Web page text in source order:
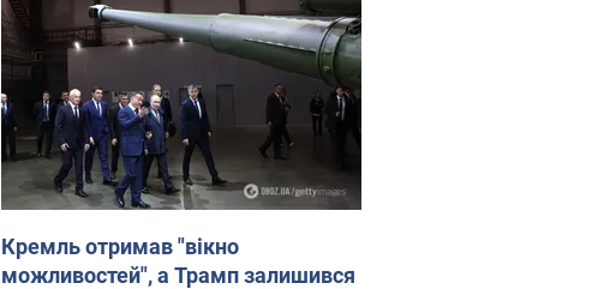
Кремль отримав "вікно
можливостей", а Трамп залишився